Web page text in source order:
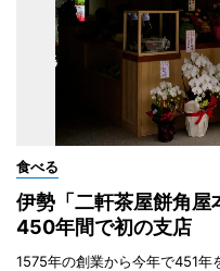
食べる
伊勢「二軒茶屋餅角
450年間で初の支店
1575年の創業から今年で451年